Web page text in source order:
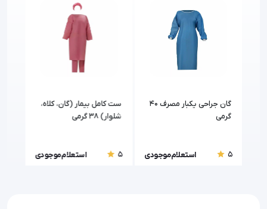
گان جراحی یکبار مصرف 40
گرمی
5 استعلام موجودی
ست کامل بیمار (گان، کلاه،
شلوار) 38 گرمی
5 استعلام موجودی